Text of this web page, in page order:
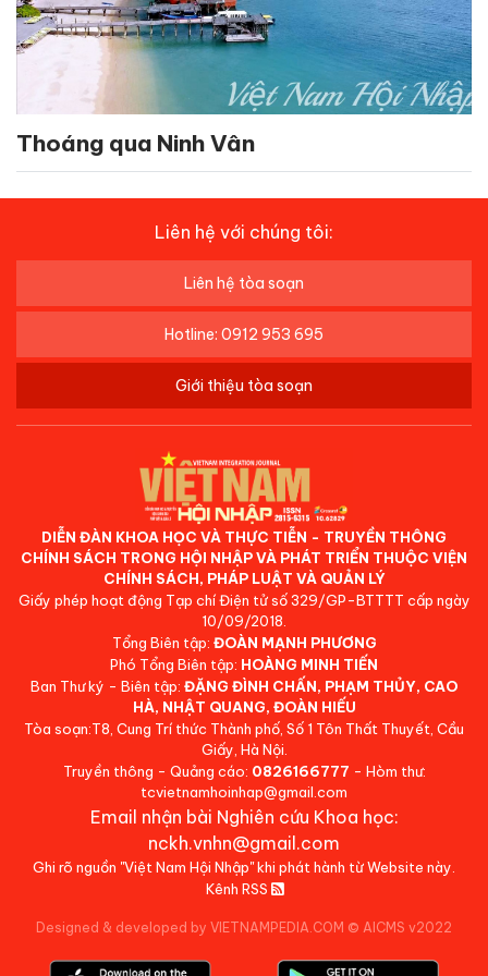
Thoáng qua Ninh Vân
Liên hệ với chúng tôi:
Liên hệ tòa soạn
Hotline: 0912 953 695
Giới thiệu tòa soạn
DIỄN ĐÀN KHOA HỌC VÀ THỰC TIỄN - TRUYỀN THÔNG
CHÍNH SÁCH TRONG HỘI NHẬP VÀ PHÁT TRIỂN THUỘC VIỆN
CHÍNH SÁCH, PHÁP LUẬT VÀ QUẢN LÝ
Giấy phép hoạt động Tạp chí Điện tử số 329/GP-BTTTT cấp ngày
10/09/2018.
Tổng Biên tập: ĐOÀN MẠNH PHƯƠNG
Phó Tổng Biên tập: HOÀNG MINH TIẾN
Ban Thư ký - Biên tập: ĐẶNG ĐÌNH CHẤN, PHẠM THỦY, CAO
HÀ, NHẬT QUANG, ĐOÀN HIẾU
Tòa soạn:T8, Cung Trí thức Thành phố, Số 1 Tôn Thất Thuyết, Cầu
Giấy, Hà Nội.
Truyền thông - Quảng cáo: 0826166777 - Hòm thư:
tcvietnamhoinhap@gmail.com
Email nhận bài Nghiên cứu Khoa học:
nckh.vnhn@gmail.com
Ghi rõ nguồn "Việt Nam Hội Nhập" khi phát hành từ Website này.
Kênh RSS
Designed & developed by VIETNAMPEDIA.COM © AICMS v2022